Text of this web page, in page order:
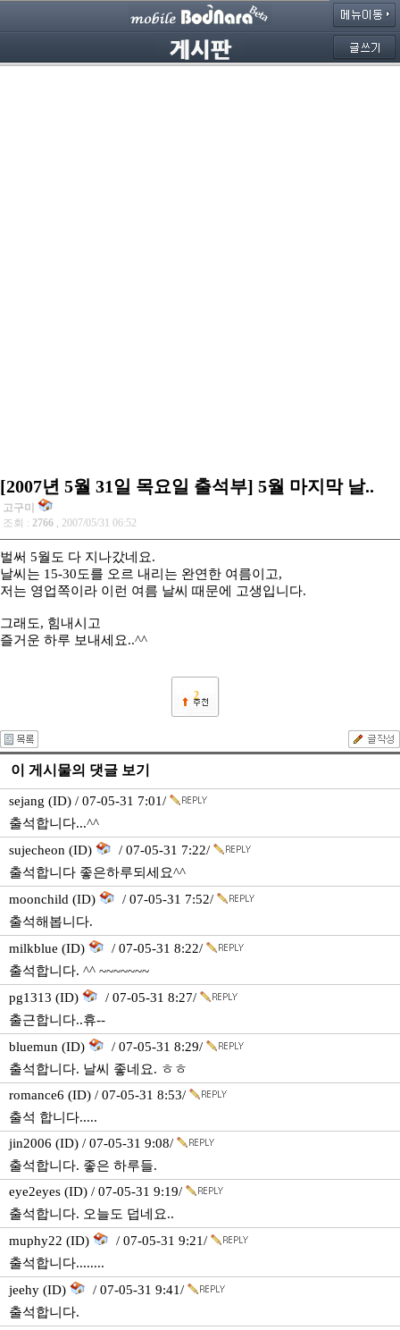
[2007년 5월 31일 목요일 출석부] 5월 마지막 날..
고구미
조회 : 2766 , 2007/05/31 06:52
벌써 5월도 다 지나갔네요.
날씨는 15-30도를 오르 내리는 완연한 여름이고,
저는 영업쪽이라 이런 여름 날씨 때문에 고생입니다.
그래도, 힘내시고
즐거운 하루 보내세요..^^
2
이 게시물의 댓글 보기
sejang (ID) / 07-05-31 7:01/
출석합니다...^^
sujecheon (ID)
/ 07-05-31 7:22/
출석합니다 좋은하루되세요^^
moonchild (ID)
/ 07-05-31 7:52/
출석해봅니다.
milkblue (ID)
/ 07-05-31 8:22/
출석합니다. ^^ ~~~~~~~
pg1313 (ID)
/ 07-05-31 8:27/
출근합니다..휴--
bluemun (ID)
/ 07-05-31 8:29/
출석합니다. 날씨 좋네요. ㅎㅎ
romance6 (ID) / 07-05-31 8:53/
출석 합니다.....
jin2006 (ID) / 07-05-31 9:08/
출석합니다. 좋은 하루들.
eye2eyes (ID) / 07-05-31 9:19/
출석합니다. 오늘도 덥네요..
muphy22 (ID)
/ 07-05-31 9:21/
출석합니다........
jeehy (ID)
/ 07-05-31 9:41/
출석합니다.